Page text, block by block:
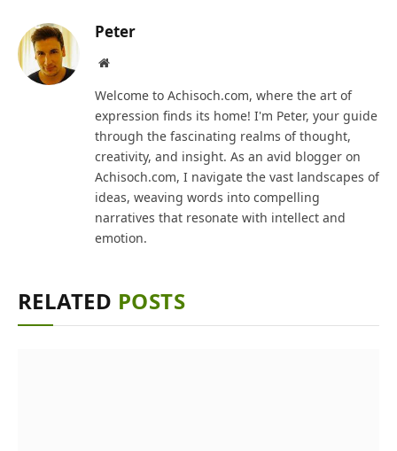
Peter
Website
Welcome to Achisoch.com, where the art of
expression finds its home! I'm Peter, your guide
through the fascinating realms of thought,
creativity, and insight. As an avid blogger on
Achisoch.com, I navigate the vast landscapes of
ideas, weaving words into compelling
narratives that resonate with intellect and
emotion.
RELATED POSTS